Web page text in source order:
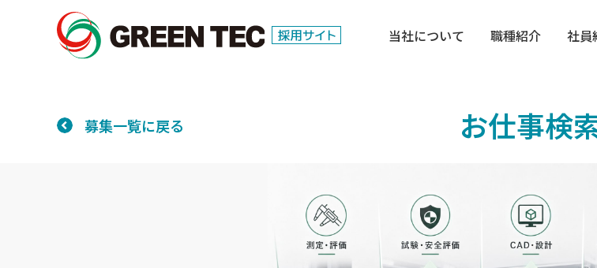
当社について 職種紹介 社員
お仕事検
募集一覧に戻る